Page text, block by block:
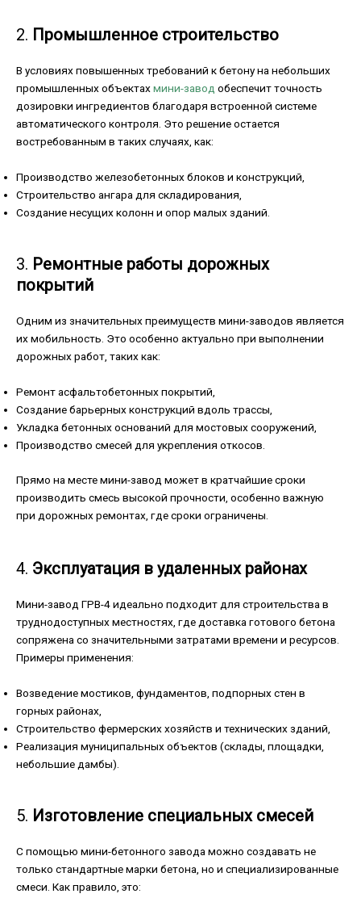
2. Промышленное строительство
В условиях повышенных требований к бетону на небольших
промышленных объектахмини-завод обеспечит точность
дозировки ингредиентов благодаря встроенной системе
автоматического контроля. Это решение остается
востребованным в таких случаях, как:
Производство железобетонных блоков и конструкций,
Строительство ангара для складирования,
Создание несущих колонн и опор малых зданий.
3. Ремонтные работы дорожных
покрытий
Одним из значительных преимуществ мини-заводов является
их мобильность. Это особенно актуально при выполнении
дорожных работ, таких как:
Ремонт асфальтобетонных покрытий,
Создание барьерных конструкций вдоль трассы,
Укладка бетонных оснований для мостовых сооружений,
Производство смесей для укрепления откосов.
Прямо на месте мини-завод может в кратчайшие сроки
производить смесь высокой прочности, особенно важную
при дорожных ремонтах, где сроки ограничены.
4. Эксплуатация в удаленных районах
Мини-завод ГРВ-4 идеально подходит для строительства в
труднодоступных местностях, где доставка готового бетона
сопряжена со значительными затратами времени и ресурсов.
Примеры применения:
Возведение мостиков, фундаментов, подпорных стен в
горных районах,
Строительство фермерских хозяйств и технических зданий,
Реализация муниципальных объектов (склады, площадки,
небольшие дамбы).
5. Изготовление специальных смесей
С помощью мини-бетонного завода можно создавать не
только стандартные марки бетона, но и специализированные
смеси. Как правило, это: